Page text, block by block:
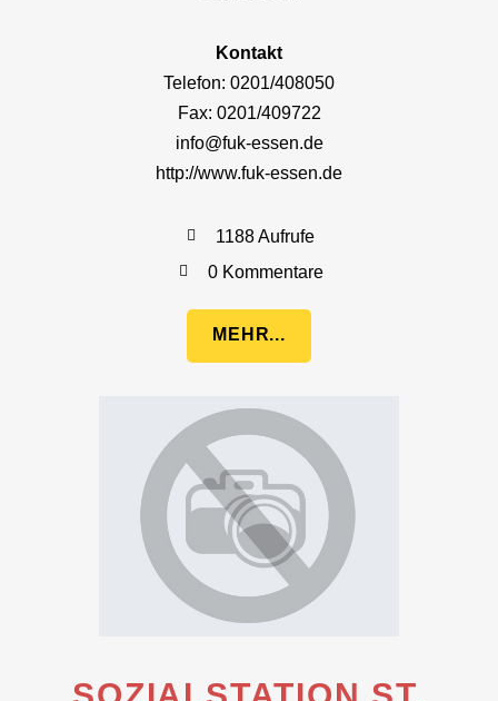
Kontakt
Telefon: 0201/408050
Fax: 0201/409722
info@fuk-essen.de
http://www.fuk-essen.de
1188 Aufrufe
0 Kommentare
MEHR...